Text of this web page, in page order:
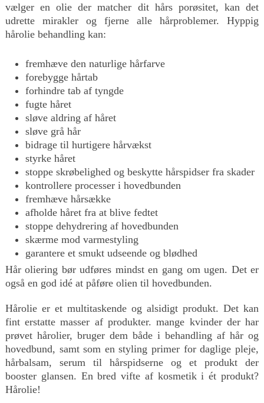
vælger en olie der matcher dit hårs porøsitet, kan det
udrette mirakler og fjerne alle hårproblemer. Hyppig
hårolie behandling kan:
fremhæve den naturlige hårfarve
forebygge hårtab
forhindre tab af tyngde
fugte håret
sløve aldring af håret
sløve grå hår
bidrage til hurtigere hårvækst
styrke håret
stoppe skrøbelighed og beskytte hårspidser fra skader
kontrollere processer i hovedbunden
fremhæve hårsække
afholde håret fra at blive fedtet
stoppe dehydrering af hovedbunden
skærme mod varmestyling
garantere et smukt udseende og blødhed
Hår oliering bør udføres mindst en gang om ugen. Det er
også en god idé at påføre olien til hovedbunden.
Hårolie er et multitaskende og alsidigt produkt. Det kan
fint erstatte masser af produkter. mange kvinder der har
prøvet hårolier, bruger dem både i behandling af hår og
hovedbund, samt som en styling primer for daglige pleje,
hårbalsam, serum til hårspidserne og et produkt der
booster glansen. En bred vifte af kosmetik i ét produkt?
Hårolie!